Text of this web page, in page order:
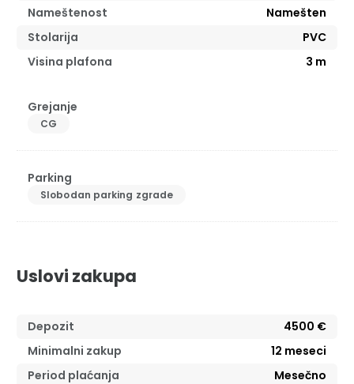
Nameštenost
Namešten
Stolarija
PVC
Visina plafona
3 m
Grejanje
CG
Parking
Slobodan parking zgrade
Uslovi zakupa
Depozit
4500 €
Minimalni zakup
12 meseci
Period plaćanja
Mesečno